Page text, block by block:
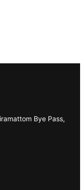
Bye Pass,